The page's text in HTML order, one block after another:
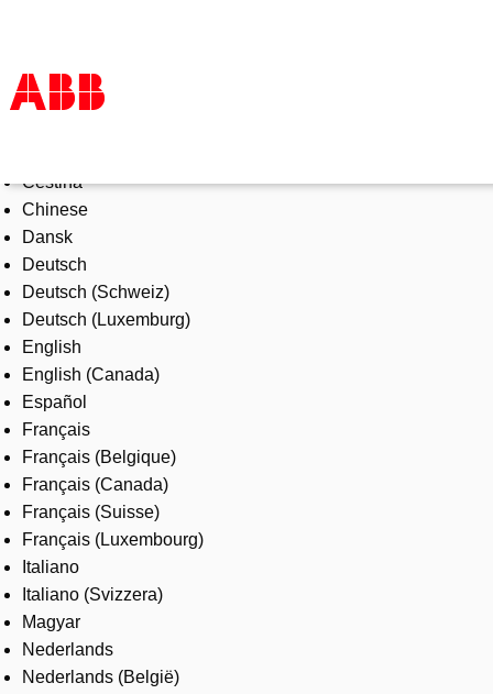
Products & Solutions
Industries
Services
About us
Where to buy
Contact us
Careers
Čeština
Chinese
Dansk
Deutsch
Deutsch (Schweiz)
Deutsch (Luxemburg)
English
English (Canada)
Español
Français
Français (Belgique)
Français (Canada)
Français (Suisse)
Français (Luxembourg)
Italiano
Italiano (Svizzera)
Magyar
Nederlands
Nederlands (België)